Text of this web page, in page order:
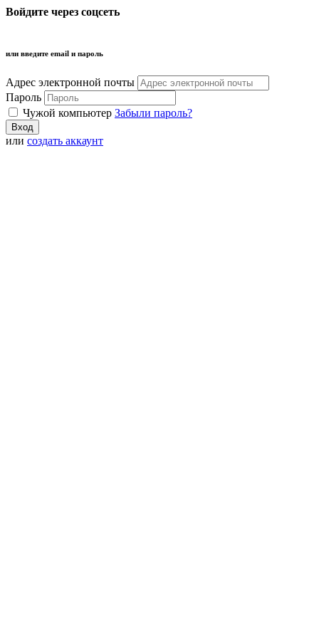
Войдите через соцсеть
или введите email и пароль
Адрес электронной почты
Пароль
Чужой компьютер Забыли пароль?
или создать аккаунт